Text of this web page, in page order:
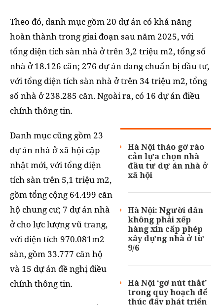
Theo đó, danh mục gồm 20 dự án có khả năng
hoàn thành trong giai đoạn sau năm 2025, với
tổng diện tích sàn nhà ở trên 3,2 triệu m2, tổng số
nhà ở 18.126 căn; 276 dự án đang chuẩn bị đầu tư,
với tổng diện tích sàn nhà ở trên 34 triệu m2, tổng
số nhà ở 238.285 căn. Ngoài ra, có 16 dự án điều
chỉnh thông tin.
Hà Nội tháo gỡ rào
cản lựa chọn nhà
đầu tư dự án nhà ở
xã hội
Hà Nội: Người dân
không phải xếp
hàng xin cấp phép
xây dựng nhà ở từ
9/6
Hà Nội ‘gỡ nút thắt’
trong quy hoạch để
thúc đẩy phát triển
Danh mục cũng gồm 23
dự án nhà ở xã hội cập
nhật mới, với tổng diện
tích sàn trên 5,1 triệu m2,
gồm tổng cộng 64.499 căn
hộ chung cư; 7 dự án nhà
ở cho lực lượng vũ trang,
với diện tích 970.081m2
sàn, gồm 33.777 căn hộ
và 15 dự án đề nghị điều
chỉnh thông tin.